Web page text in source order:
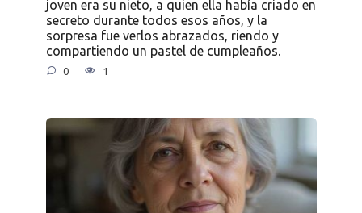
joven era su nieto, a quien ella había criado en
secreto durante todos esos años, y la
sorpresa fue verlos abrazados, riendo y
compartiendo un pastel de cumpleaños.
0 1